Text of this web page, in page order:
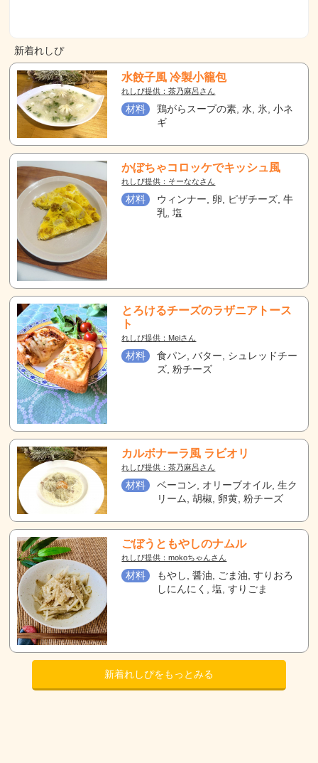
新着れしぴ
水餃子風 冷製小籠包
れしぴ提供：茶乃麻呂さん
材料
鶏がらスープの素, 水, 氷, 小ネ
ギ
かぼちゃコロッケでキッシュ風
れしぴ提供：そーななさん
材料
ウィンナー, 卵, ピザチーズ, 牛
乳, 塩
とろけるチーズのラザニアトース
ト
れしぴ提供：Meiさん
材料
食パン, バター, シュレッドチー
ズ, 粉チーズ
カルボナーラ風 ラビオリ
れしぴ提供：茶乃麻呂さん
材料
ベーコン, オリーブオイル, 生ク
リーム, 胡椒, 卵黄, 粉チーズ
ごぼうともやしのナムル
れしぴ提供：mokoちゃんさん
材料
もやし, 醤油, ごま油, すりおろ
しにんにく, 塩, すりごま
新着れしぴをもっとみる